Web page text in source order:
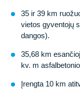
35 ir 39 km
vietos gyventojų
dangos).
35,68 km
kv. m
Įrengta 10 km